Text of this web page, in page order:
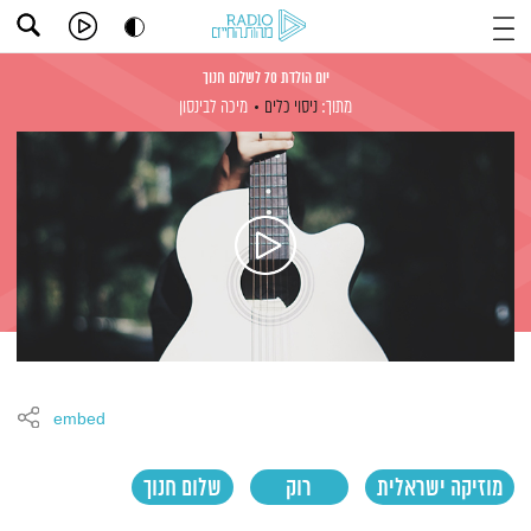
יום הולדת 70 לשלום חנוך
מתוך: ניסוי כלים מיכה לבינסון
מוזיקה ישראלית רוק שלום חנוך
embed